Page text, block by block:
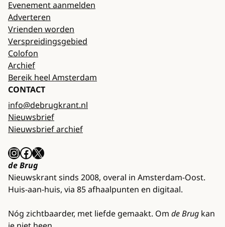
Evenement aanmelden
Adverteren
Vrienden worden
Verspreidingsgebied
Colofon
Archief
Bereik heel Amsterdam
CONTACT
info@debrugkrant.nl
Nieuwsbrief
Nieuwsbrief archief
InstagramFacebook X
de Brug
Nieuwskrant sinds 2008, overal in Amsterdam-Oost.
Huis-aan-huis, via 85 afhaalpunten en digitaal.
Nóg zichtbaarder, met liefde gemaakt. Om de Brug kan